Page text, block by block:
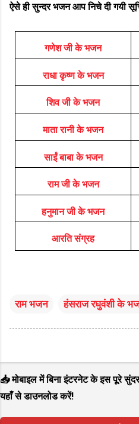
ऐसे ही सुन्दर भजन आप निचे दी गयी
गणेश जी के भजन
राधा कृष्ण के भजन
शिव जी के भजन
माता रानी के भजन
साईं बाबा के भजन
राम जी के भजन
हनुमान जी के भजन
आरति संग्रह
राम भजन हंसराज रघुवंशी के
📥 मोबाइल में बिना इंटरनेट के इस पूरे
यहाँ से डाउनलोड करें!